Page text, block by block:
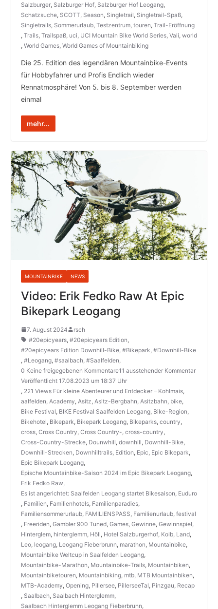
Salzburger, Salzburger Hof, Salzburger Hof Leogang,
Schatzsuche, SCOTT, Season, Singletrail, Singletrail-Spaß,
Singletrails, Sommerurlaub, Testzentrum, touren, Trail-Eröffnung
, Trails, Trailspaß, uci, UCI Mountain Bike World Series, Vali, world
, World Games, World Games of Mountainbiking
Die 25. Edition des legendären Mountainbike-Events
für Hobbyfahrer und Profis Endlich wieder
Rennatmosphäre! Von 5. bis 8. September werden
einmal
mehr...
MOUNTAINBIKE NEWS
Video: Erik Fedko Raw At Epic
Bikepark Leogang
7. August 2024
rsch
#20epicyears, #20epicyears Edition,
#20epicyears Edition Downhill-Bike, #Bikepark, #Downhill-Bike
, #Leogang, #saalbach, #Saalfelden,
0 Keine freigegebenen Kommentare11 ausstehender Kommentar
Veröffentlicht 17.08.2023 um 18:37 Uhr
, 221 Views Für kleine Abenteurer und Entdecker – Kohlmais,
aalfelden, Academy, Asitz, Asitz-Bergbahn, Asitzbahn, bike,
Bike Festival, BIKE Festival Saalfelden Leogang, Bike-Region,
Bikehotel, Bikepark, Bikepark Leogang, Bikeparks, country,
cross, Cross Country, Cross Country-, cross-country,
Cross-Country-Strecke, Dounwhill, downhill, Downhill-Bike,
Downhill-Strecken, Downhilltrails, Edition, Epic, Epic Bikepark,
Epic Bikepark Leogang,
Epische Mountainbike-Saison 2024 im Epic Bikepark Leogang,
Erik Fedko Raw,
Es ist angerichtet: Saalfelden Leogang startet Bikesaison, Euduro
, Familien, Familienhotels, Familienparadies,
Familiensommerurlaub, FAMILIENSPASS, Familienurlaub, festival
, Freeriden, Gambler 900 Tuned, Games, Gewinne, Gewinnspiel,
Hinterglem, hinterglemm, Höll, Hotel Salzburgerhof, Kolb, Land,
Leo, leogang, Leogang Fieberbrunn, marathon, Mountainbike,
Mountainbike Weltcup in Saalfelden Leogang,
Mountainbike-Marathon, Mountainbike-Trails, Mountainbiken,
Mountainbiketouren, Mountainbiking, mtb, MTB Mountainbiken,
MTB-Academy, Opening, Pillersee, PillerseeTal, Pinzgau, Recap
, Saalbach, Saalbach Hinterglemm,
Saalbach Hinterglemm Leogang Fieberbrunn,